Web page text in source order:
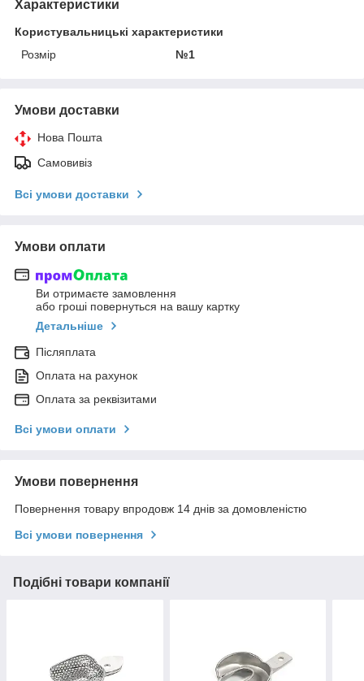
Характеристики
Користувальницькі характеристики
Розмір
№1
Умови доставки
Нова Пошта
Самовивіз
Всі умови доставки
Умови оплати
Ви отримаєте замовлення
або гроші повернуться на вашу картку
Детальніше
Післяплата
Оплата на рахунок
Оплата за реквізитами
Всі умови оплати
Умови повернення
Повернення товару впродовж 14 днів за домовленістю
Всі умови повернення
Подібні товари компанії